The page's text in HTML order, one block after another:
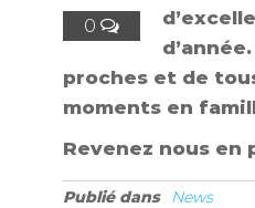
0
proches et de
moments en
Revenez nous en
Publié dans News